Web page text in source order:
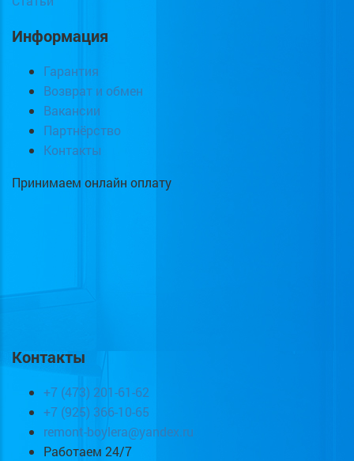
Информация
Гарантия
Возврат и обмен
Вакансии
Партнёрство
Контакты
Принимаем онлайн оплату
Контакты
+7 (473) 201-61-62
+7 (925) 366-10-65
remont-boylera@yandex.ru
Работаем 24/7